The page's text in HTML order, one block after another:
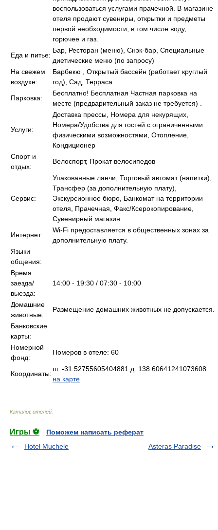
воспользоваться услугами прачечной. В магазине
отеля продают сувениры, открытки и предметы
первой необходимости, в том числе воду,
горючее и газ.
Еда и питье:
Бар, Ресторан (меню), Снэк-бар, Специальные
диетические меню (по запросу)
На свежем
воздухе:
Барбекю , Открытый бассейн (работает круглый
год), Сад, Терраса
Парковка:
Бесплатно! Бесплатная Частная парковка на
месте (предварительный заказ не требуется) .
Услуги:
Доставка прессы, Номера для некурящих,
Номера/Удобства для гостей с ограниченными
физическими возможностями, Отопление,
Кондиционер
Спорт и
отдых:
Велоспорт, Прокат велосипедов
Сервис:
Упакованные ланчи, Торговый автомат (напитки),
Трансфер (за дополнительную плату),
Экскурсионное бюро, Банкомат на территории
отеля, Прачечная, Факс/Ксерокопирование,
Сувенирный магазин
Интернет:
Wi-Fi предоставляется в общественных зонах за
дополнительную плату.
Языки
общения:
Время
заезда/
выезда:
14:00 - 19:30 / 07:30 - 10:00
Домашние
животные:
Размещение домашних животных не допускается.
Банковские
карты:
Номерной
фонд:
Номеров в отеле: 60
Координаты:
ш. -31.52755605404881 д. 138.60641241073608
на карте
Каталог отелей
Игры ⚽
Поможем написать реферат
Hotel Muchele
Asteras Paradise